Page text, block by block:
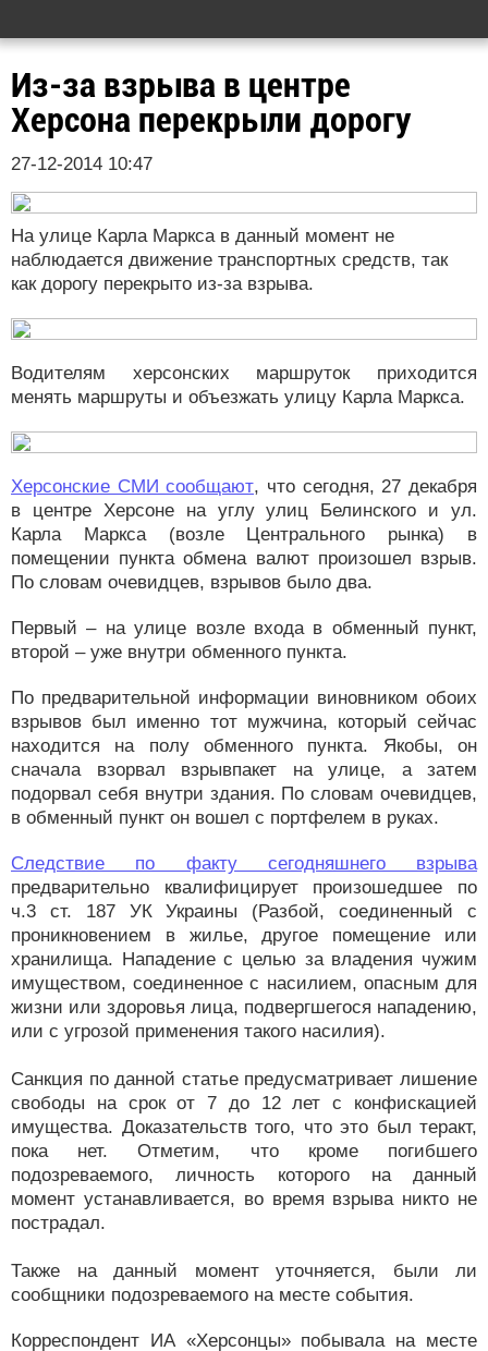
Из-за взрыва в центре
Херсона перекрыли дорогу
27-12-2014 10:47
На улице Карла Маркса в данный момент не
наблюдается движение транспортных средств, так
как дорогу перекрыто из-за взрыва.
Водителям херсонских маршруток приходится
менять маршруты и объезжать улицу Карла Маркса.
Херсонские СМИ сообщают, что сегодня, 27 декабря
в центре Херсоне на углу улиц Белинского и ул.
Карла Маркса (возле Центрального рынка) в
помещении пункта обмена валют произошел взрыв.
По словам очевидцев, взрывов было два.
Первый – на улице возле входа в обменный пункт,
второй – уже внутри обменного пункта.
По предварительной информации виновником обоих
взрывов был именно тот мужчина, который сейчас
находится на полу обменного пункта. Якобы, он
сначала взорвал взрывпакет на улице, а затем
подорвал себя внутри здания. По словам очевидцев,
в обменный пункт он вошел с портфелем в руках.
Следствие по факту сегодняшнего взрыва
предварительно квалифицирует произошедшее по
ч.3 ст. 187 УК Украины (Разбой, соединенный с
проникновением в жилье, другое помещение или
хранилища. Нападение с целью за владения чужим
имуществом, соединенное с насилием, опасным для
жизни или здоровья лица, подвергшегося нападению,
или с угрозой применения такого насилия).
Санкция по данной статье предусматривает лишение
свободы на срок от 7 до 12 лет с конфискацией
имущества. Доказательств того, что это был теракт,
пока нет. Отметим, что кроме погибшего
подозреваемого, личность которого на данный
момент устанавливается, во время взрыва никто не
пострадал.
Также на данный момент уточняется, были ли
сообщники подозреваемого на месте события.
Корреспондент ИА «Херсонцы» побывала на месте